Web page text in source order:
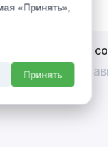
при
Divilux
До 31
«Принять»,
Принять